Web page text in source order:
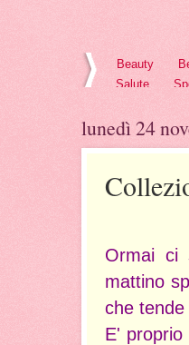
Beauty
Salute
lunedì 24
Ormai ci
mattino
che
E'